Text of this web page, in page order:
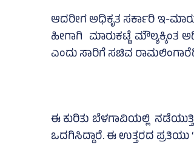
ಆದರೀಗ ಅಧಿಕೃತ ಸರ್ಕಾರಿ ಇ-
ಹೀಗಾಗಿ ಮಾರುಕಟ್ಟೆ ಮೌಲ್ಯಕ್ಕಿಂತ
ಎಂದು ಸಾರಿಗೆ ಸಚಿವ
ಈ ಕುರಿತು ಬೆಳಗಾವಿಯಲ್ಲಿ
ಒದಗಿಸಿದ್ದಾರೆ. ಈ ಉತ್ತರದ ಪ್ರತಿಯು